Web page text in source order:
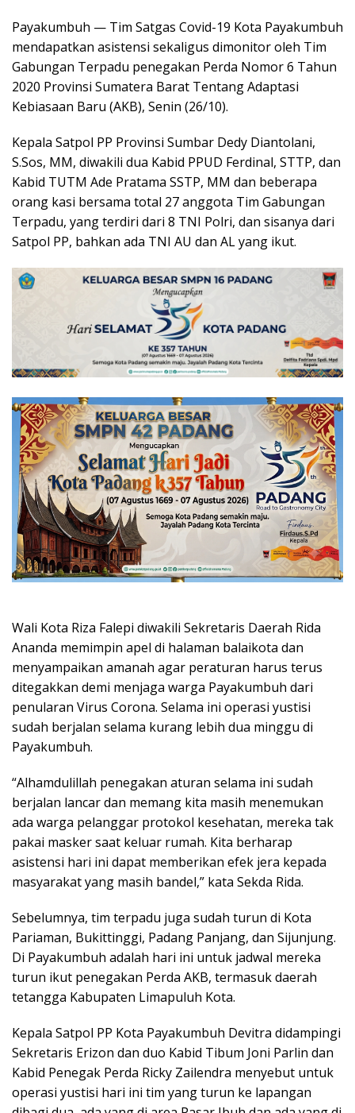
Payakumbuh — Tim Satgas Covid-19 Kota Payakumbuh
mendapatkan asistensi sekaligus dimonitor oleh Tim
Gabungan Terpadu penegakan Perda Nomor 6 Tahun
2020 Provinsi Sumatera Barat Tentang Adaptasi
Kebiasaan Baru (AKB), Senin (26/10).
Kepala Satpol PP Provinsi Sumbar Dedy Diantolani,
S.Sos, MM, diwakili dua Kabid PPUD Ferdinal, STTP, dan
Kabid TUTM Ade Pratama SSTP, MM dan beberapa
orang kasi bersama total 27 anggota Tim Gabungan
Terpadu, yang terdiri dari 8 TNI Polri, dan sisanya dari
Satpol PP, bahkan ada TNI AU dan AL yang ikut.
Wali Kota Riza Falepi diwakili Sekretaris Daerah Rida
Ananda memimpin apel di halaman balaikota dan
menyampaikan amanah agar peraturan harus terus
ditegakkan demi menjaga warga Payakumbuh dari
penularan Virus Corona. Selama ini operasi yustisi
sudah berjalan selama kurang lebih dua minggu di
Payakumbuh.
“Alhamdulillah penegakan aturan selama ini sudah
berjalan lancar dan memang kita masih menemukan
ada warga pelanggar protokol kesehatan, mereka tak
pakai masker saat keluar rumah. Kita berharap
asistensi hari ini dapat memberikan efek jera kepada
masyarakat yang masih bandel,” kata Sekda Rida.
Sebelumnya, tim terpadu juga sudah turun di Kota
Pariaman, Bukittinggi, Padang Panjang, dan Sijunjung.
Di Payakumbuh adalah hari ini untuk jadwal mereka
turun ikut penegakan Perda AKB, termasuk daerah
tetangga Kabupaten Limapuluh Kota.
Kepala Satpol PP Kota Payakumbuh Devitra didampingi
Sekretaris Erizon dan duo Kabid Tibum Joni Parlin dan
Kabid Penegak Perda Ricky Zailendra menyebut untuk
operasi yustisi hari ini tim yang turun ke lapangan